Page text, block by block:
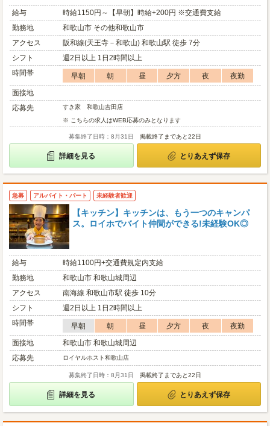
給与
時給1150円～【早朝】時給+200円 ※交通費支給
勤務地
和歌山市 その他和歌山市
アクセス
阪和線(天王寺－和歌山) 和歌山駅 徒歩 7分
シフト
週2日以上 1日2時間以上
時間帯
早朝 朝 昼 夕方 夜
夜勤
面接地
応募先
すき家 和歌山吉田店
※ こちらの求人はWEB応募のみとなります
募集終了日時：8月31日 掲載終了まであと22日
詳細を見る とりあえず保存
急募 アルバイト・パート 未経験者歓迎
【キッチン】キッチンは、もう一つのキャンパ
ス。ロイホでバイト仲間ができる!未経験OK◎
給与
時給1100円+交通費規定内支給
勤務地
和歌山市 和歌山城周辺
アクセス
南海線 和歌山市駅 徒歩 10分
シフト
週2日以上 1日2時間以上
時間帯
早朝 朝 昼 夕方 夜
夜勤
面接地
和歌山市 和歌山城周辺
応募先
ロイヤルホスト和歌山店
募集終了日時：8月31日 掲載終了まであと22日
詳細を見る とりあえず保存